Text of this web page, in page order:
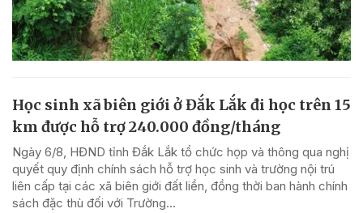
Học sinh xã biên giới ở Đắk Lắk đi học trên 15
km được hỗ trợ 240.000 đồng/tháng
Ngày 6/8, HĐND tỉnh Đắk Lắk tổ chức họp và thông qua nghị
quyết quy định chính sách hỗ trợ học sinh và trường nội trú
liên cấp tại các xã biên giới đất liền, đồng thời ban hành chính
sách đặc thù đối với Trường...